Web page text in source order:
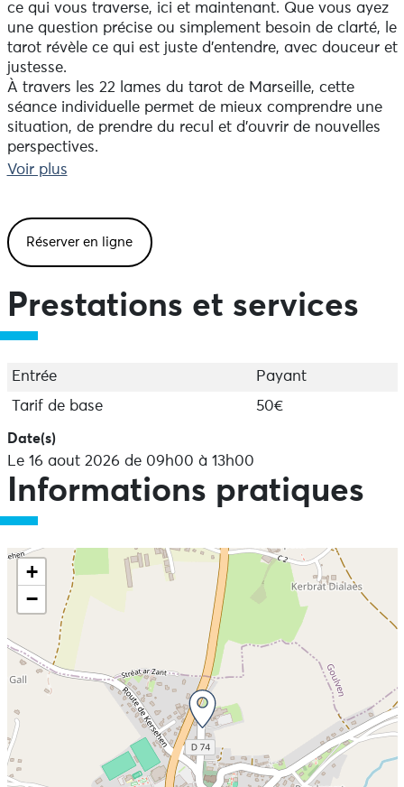
ce qui vous traverse, ici et maintenant. Que vous ayez
une question précise ou simplement besoin de clarté, le
tarot révèle ce qui est juste d’entendre, avec douceur et
justesse.
À travers les 22 lames du tarot de Marseille, cette
séance individuelle permet de mieux comprendre une
situation, de prendre du recul et d’ouvrir de nouvelles
perspectives.
En 30 minutes, l’essentiel émerge ; en une heure,
Voir plus
Réserver en ligne
Prestations et services
Entrée
Payant
Tarif de base
50€
Date(s)
Le 16 aout 2026 de 09h00 à 13h00
Informations pratiques
+
−